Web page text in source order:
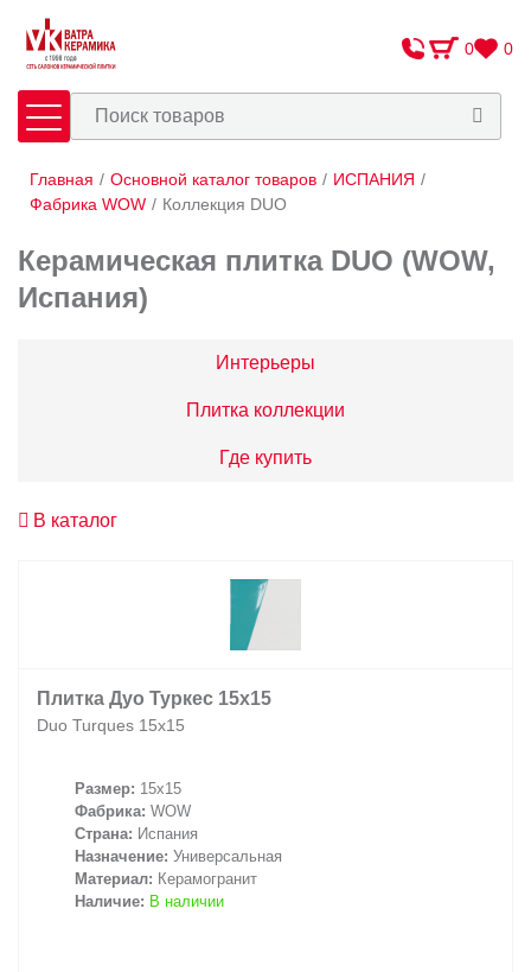
0 0
Плитка Сантехника
Оплата и доставка
Сотрудничество
Адреса салонов
Заказать звонок
Главная / Основной каталог товаров / ИСПАНИЯ /
Фабрика WOW / Коллекция DUO
Керамическая плитка DUO (WOW,
Испания)
Интерьеры
Плитка коллекции
Где купить
В каталог
Плитка Дуо Туркес 15x15
Duo Turques 15x15
Размер: 15x15
Фабрика: WOW
Страна: Испания
Назначение: Универсальная
Материал: Керамогранит
Наличие: В наличии